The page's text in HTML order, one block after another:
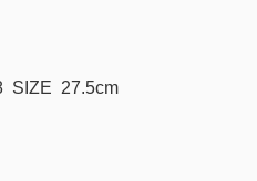
SIZE 27.5cm